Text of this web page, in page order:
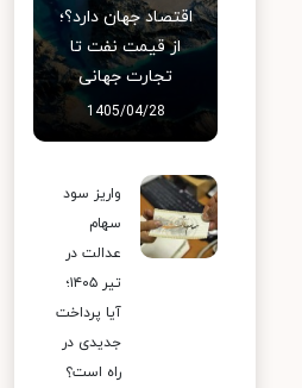
اقتصاد جهان دارد؟؛
از قیمت نفت تا
تجارت جهانی
1405/04/28
واریز سود
سهام
عدالت در
تیر ۱۴۰۵؛
آیا پرداخت
جدیدی در
راه است؟